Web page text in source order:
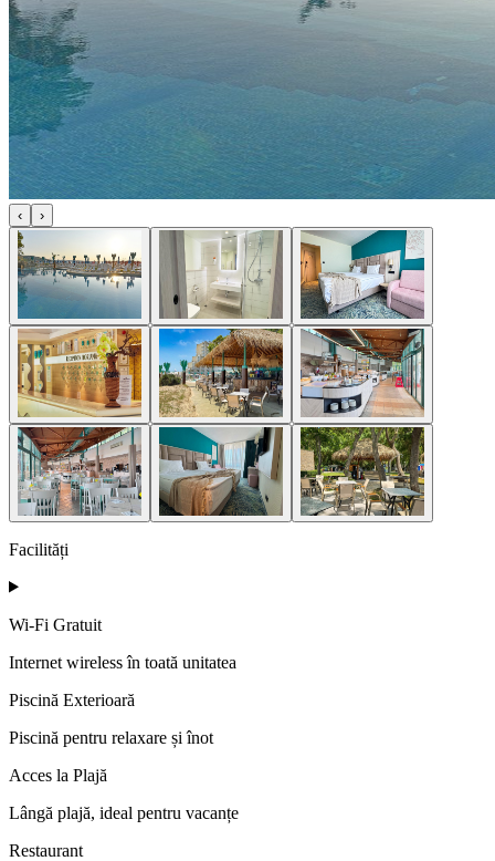
‹ ›
Facilități
Wi‑Fi Gratuit
Internet wireless în toată unitatea
Piscină Exterioară
Piscină pentru relaxare și înot
Acces la Plajă
Lângă plajă, ideal pentru vacanțe
Restaurant